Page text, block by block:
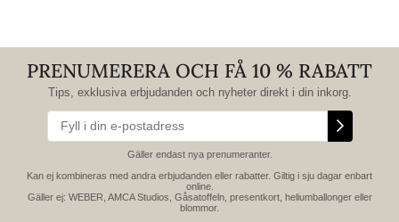
PRENUMERERA OCH FÅ 10 % RABATT
Tips, exklusiva erbjudanden och nyheter direkt i din inkorg.
Gäller endast nya prenumeranter.
Kan ej kombineras med andra erbjudanden eller rabatter. Giltig i sju dagar enbart
online.
Gäller ej: WEBER, AMCA Studios, Gåsatoffeln, presentkort, heliumballonger eller
blommor.